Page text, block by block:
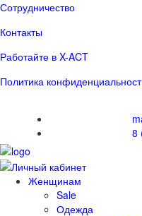
Сотрудничество
Контакты
Работайте в X-ACT
Политика
8
Женщинам
Sale
Одежда